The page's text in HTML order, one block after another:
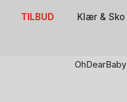
TILBUD Klær & Sko
OhDearBaby